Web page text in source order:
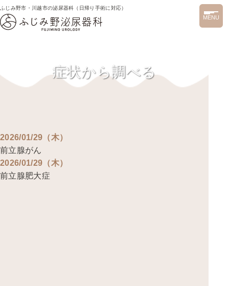
ふじみ野市・川越市の泌尿器科（日帰り手術に対応）
MENU
症状から調べる
2026/01/29（木）
前立腺がん
2026/01/29（木）
前立腺肥大症